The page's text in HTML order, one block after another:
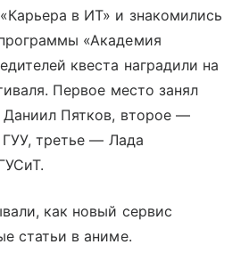
в ИТ» и знакомились
«Академия
квеста наградили на
Первое место занял
Пятков, второе —
третье — Лада
как новый сервис
статьи в аниме.